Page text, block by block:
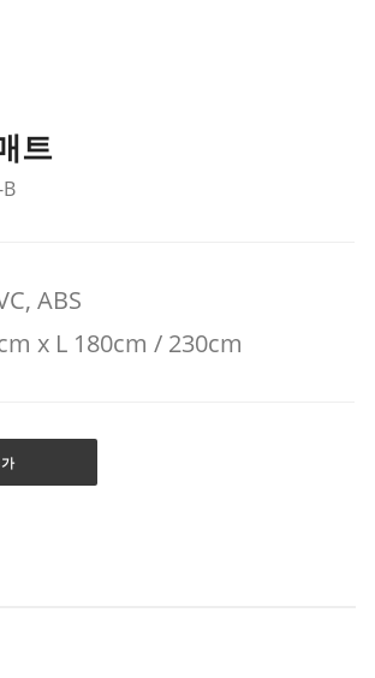
트
ABS
x L 180cm / 230cm